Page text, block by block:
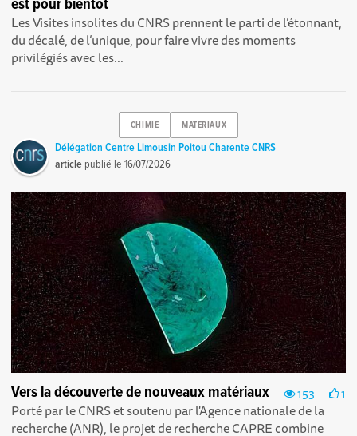
est pour bientôt
Les Visites insolites du CNRS prennent le parti de l’étonnant,
du décalé, de l’unique, pour faire vivre des moments
privilégiés avec les...
CHIMIE MATERIAUX
Délégation Centre Limousin Poitou Charente CNRS
article publié le16/07/2026
153 1
Vers la découverte de nouveaux matériaux
Porté par le CNRS et soutenu par l'Agence nationale de la
recherche (ANR), le projet de recherche CAPRE combine